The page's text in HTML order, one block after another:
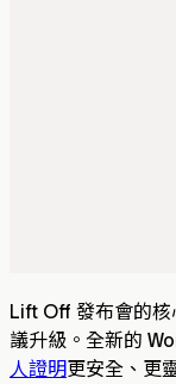
Lift Off 發布會的核
議升級。全新的
人證明更安全、更